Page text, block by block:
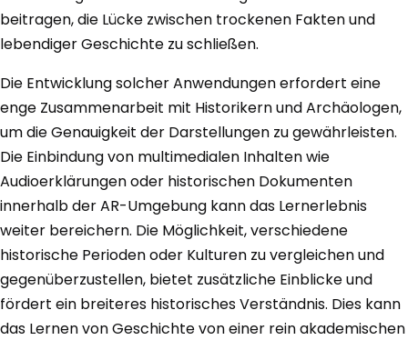
beitragen, die Lücke zwischen trockenen Fakten und
lebendiger Geschichte zu schließen.
Die Entwicklung solcher Anwendungen erfordert eine
enge Zusammenarbeit mit Historikern und Archäologen,
um die Genauigkeit der Darstellungen zu gewährleisten.
Die Einbindung von multimedialen Inhalten wie
Audioerklärungen oder historischen Dokumenten
innerhalb der AR-Umgebung kann das Lernerlebnis
weiter bereichern. Die Möglichkeit, verschiedene
historische Perioden oder Kulturen zu vergleichen und
gegenüberzustellen, bietet zusätzliche Einblicke und
fördert ein breiteres historisches Verständnis. Dies kann
das Lernen von Geschichte von einer rein akademischen